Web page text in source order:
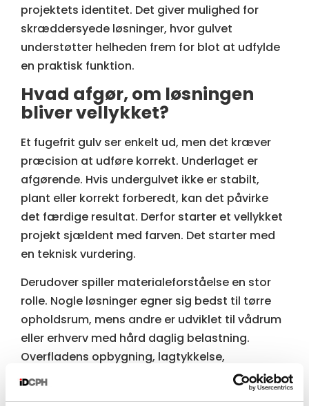
projektets identitet. Det giver mulighed for
skræddersyede løsninger, hvor gulvet
understøtter helheden frem for blot at udfylde
en praktisk funktion.
Hvad afgør, om løsningen
bliver vellykket?
Et fugefrit gulv ser enkelt ud, men det kræver
præcision at udføre korrekt. Underlaget er
afgørende. Hvis undergulvet ikke er stabilt,
plant eller korrekt forberedt, kan det påvirke
det færdige resultat. Derfor starter et vellykket
projekt sjældent med farven. Det starter med
en teknisk vurdering.
Derudover spiller materialeforståelse en stor
rolle. Nogle løsninger egner sig bedst til tørre
opholdsrum, mens andre er udviklet til vådrum
eller erhverv med hård daglig belastning.
Overfladens opbygning, lagtykkelse,
fleksibilitet og topcoat har betydning for både